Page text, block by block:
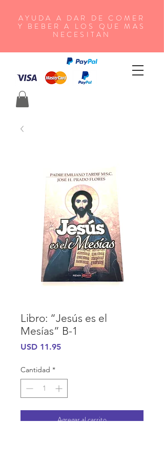
AYUDA A DAR DE COMER
Y BEBER A LOS QUE MAS
NECESITAN
Libro: “Jesús es el
Mesías” B-1
USD 11.95Precio
Cantidad *
Agregar al carrito